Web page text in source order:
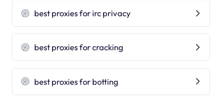
best proxies for irc privacy
best proxies for cracking
best proxies for botting